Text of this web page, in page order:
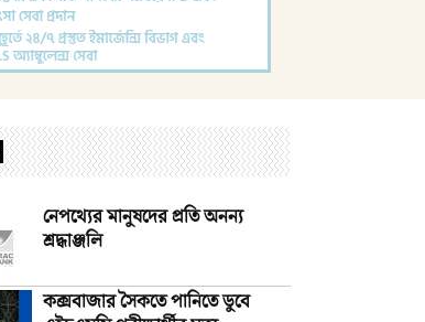
নেপথ্যের মানুষদের প্রতি অনন্য
শ্রদ্ধাঞ্জলি
কক্সবাজার সৈকতে পানিতে ডুবে